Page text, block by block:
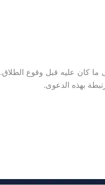
ما كان عليه قبل وقوع الطلاق.
بهذه الدعوى.